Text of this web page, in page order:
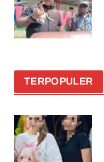
TERPOPULER